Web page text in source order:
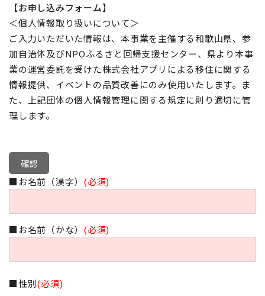
【お申し込みフォーム】
＜個人情報取り扱いについて＞
ご入力いただいた情報は、本事業を主催する和歌山県、参
加自治体及びNPOふるさと回帰支援センター、県より本事
業の運営委託を受けた株式会社アプリによる移住に関する
情報提供、イベントの品質改善にのみ使用いたします。ま
た、上記団体の個人情報管理に関する規定に則り適切に管
理します。
■お名前（漢字） (必須)
■お名前（かな） (必須)
■性別(必須)